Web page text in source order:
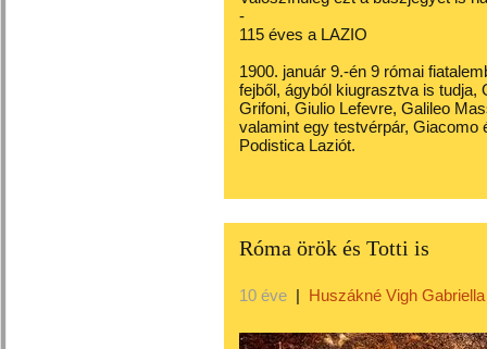
-
115 éves a LAZIO
1900. január 9.-én 9 római
fejből, ágyból kiugrasztva is tudja,
Grifoni, Giulio Lefevre, Galileo
valamint egy testvérpár, Giacomo
Podistica Laziót.
Róma örök és Totti is
10 éve | Huszákné Vigh Gabriella